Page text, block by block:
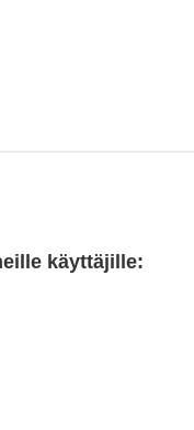
käyttäjille: